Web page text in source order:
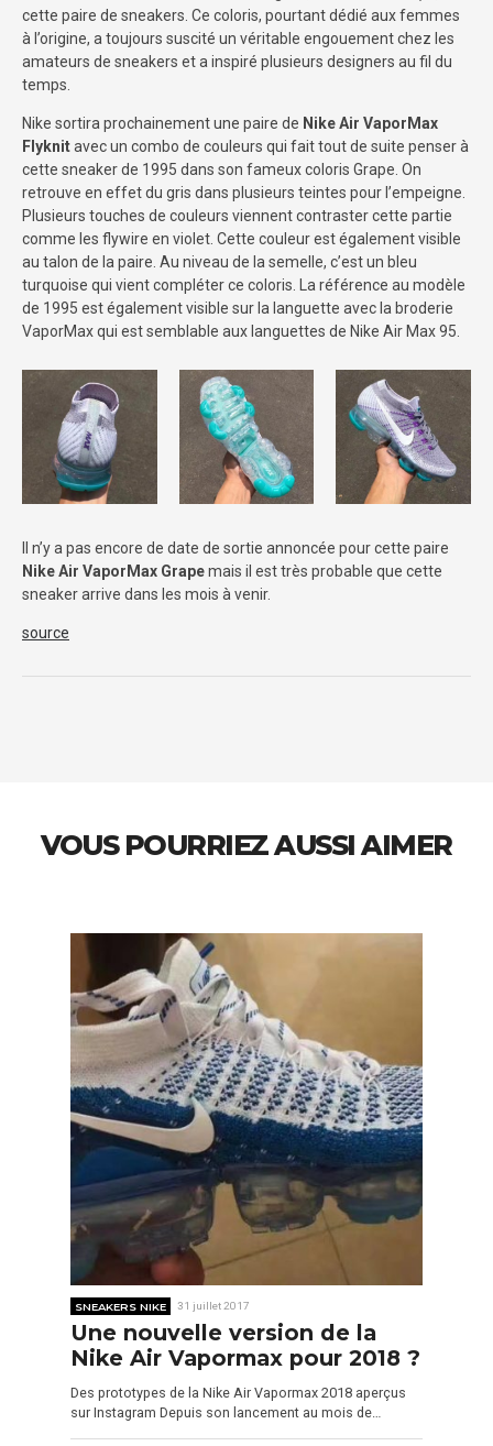
cette paire de sneakers. Ce coloris, pourtant dédié aux femmes
à l’origine, a toujours suscité un véritable engouement chez les
amateurs de sneakers et a inspiré plusieurs designers au fil du
temps.
Nike sortira prochainement une paire de Nike Air VaporMax
Flyknitavec un combo de couleurs qui fait tout de suite penser à
cette sneaker de 1995 dans son fameux coloris Grape. On
retrouve en effet du gris dans plusieurs teintes pour l’empeigne.
Plusieurs touches de couleurs viennent contraster cette partie
comme les flywire en violet. Cette couleur est également visible
au talon de la paire. Au niveau de la semelle, c’est un bleu
turquoise qui vient compléter ce coloris. La référence au modèle
de 1995 est également visible sur la languette avec la broderie
VaporMax qui est semblable aux languettes de Nike Air Max 95.
Il n’y a pas encore de date de sortie annoncée pour cette paire
Nike Air VaporMax Grapemais il est très probable que cette
sneaker arrive dans les mois à venir.
source
VOUS POURRIEZ AUSSI AIMER
SNEAKERS NIKE 31 juillet 2017
Une nouvelle version de la
Nike Air Vapormax pour 2018 ?
Des prototypes de la Nike Air Vapormax 2018 aperçus
sur Instagram Depuis son lancement au mois de…